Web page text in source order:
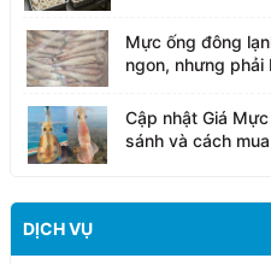
Mực ống đông
ngon, nhưng phải
Cập nhật Giá
sánh và cách
DỊCH VỤ